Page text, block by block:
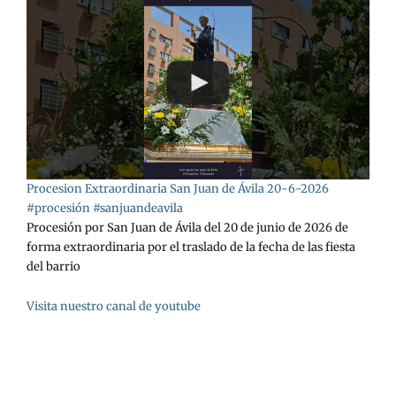
Procesion Extraordinaria San Juan de Ávila 20-6-2026
#procesión #sanjuandeavila
Procesión por San Juan de Ávila del 20 de junio de 2026 de
forma extraordinaria por el traslado de la fecha de las fiesta
del barrio
Visita nuestro canal de youtube